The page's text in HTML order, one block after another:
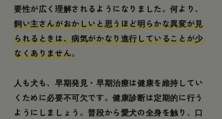
要性が広く理解されるようになりました。何より、
飼い主さんがおかしいと思うほど明らかな異変が見
られるときは、病気がかなり進行していることが少
なくありません。
人も犬も、早期発見・早期治療は健康を維持してい
くために必要不可欠です。健康診断は定期的に行う
ようにしましょう。普段から愛犬の全身を触り、口